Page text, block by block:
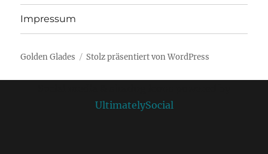
Impressum
Golden Glades Stolz präsentiert von WordPress
UltimatelySocial